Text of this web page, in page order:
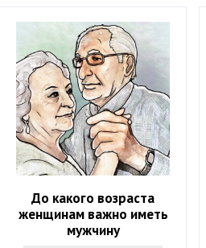
До какого возраста
женщинам важно иметь
мужчину